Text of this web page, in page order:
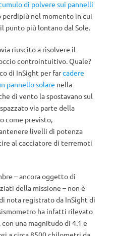
di polvere sui pannelli
perdipiù nel momento in cui
punto più lontano dal Sole.
riuscito a risolvere il
controintuitivo. Quale?
di InSight per farcadere
pannello solare nella
di vento la spostavano sul
via parte della
come previsto,
livelli di potenza
al cacciatore di terremoti
– ancora oggetto di
della missione – non è
nota registrato da InSight di
ha infatti rilevato
una magnitudo di 4.1 e